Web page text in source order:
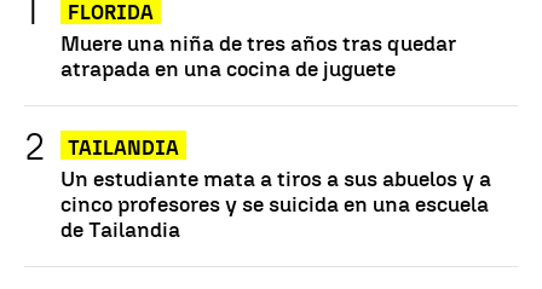
FLORIDA
Muere una niña de tres años tras quedar
atrapada en una cocina de juguete
TAILANDIA
Un estudiante mata a tiros a sus abuelos y a
cinco profesores y se suicida en una escuela
de Tailandia